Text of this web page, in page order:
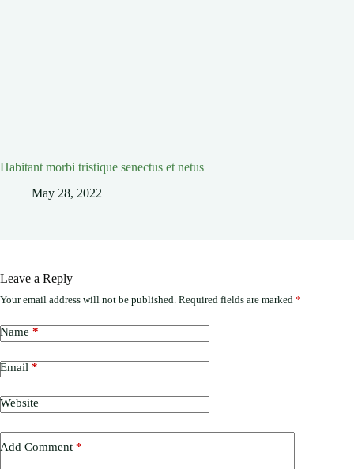
Habitant morbi tristique senectus et netus
May 28, 2022
Leave a Reply
Your email address will not be published. Required fields are marked *
Name *
Email *
Website
Add Comment *